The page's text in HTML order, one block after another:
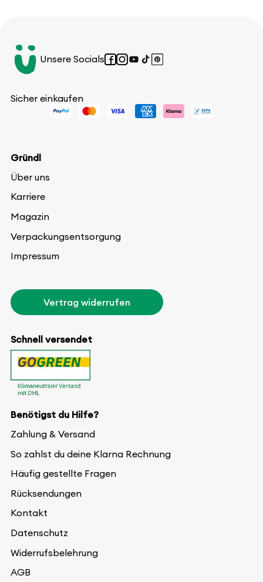
Unsere SocialsFacebook
Instagram
YouTube
TikTokPinterest
Sicher einkaufen
Benötigst du Hilfe?
Zahlung & Versand
So zahlst du deine Klarna Rechnung
Häufig gestellte Fragen
Rücksendungen
Kontakt
Datenschutz
Widerrufsbelehrung
AGB
Gründl
Über uns
Karriere
Magazin
Verpackungsentsorgung
Impressum
Vertrag widerrufen
Schnell versendet